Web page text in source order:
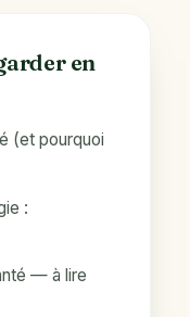
en
(et pourquoi
:
— à lire